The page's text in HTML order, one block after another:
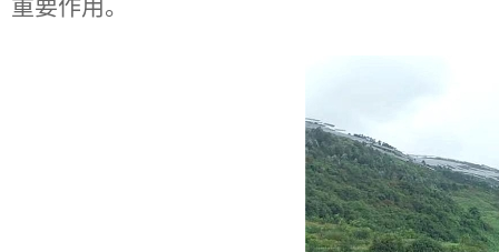
重要作用。